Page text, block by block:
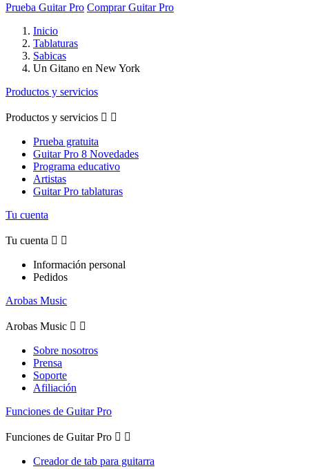
Prueba Guitar Pro Comprar Guitar Pro
Inicio
Tablaturas
Sabicas
Un Gitano en New York
Productos y servicios
Productos y servicios  
Prueba gratuita
Guitar Pro 8 Novedades
Programa educativo
Artistas
Guitar Pro tablaturas
Tu cuenta
Tu cuenta  
Información personal
Pedidos
Arobas Music
Arobas Music  
Sobre nosotros
Prensa
Soporte
Afiliación
Funciones de Guitar Pro
Funciones de Guitar Pro  
Creador de tab para guitarra